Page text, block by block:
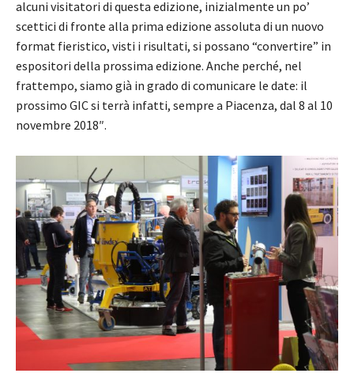
alcuni visitatori di questa edizione, inizialmente un po’
scettici di fronte alla prima edizione assoluta di un nuovo
format fieristico, visti i risultati, si possano “convertire” in
espositori della prossima edizione. Anche perché, nel
frattempo, siamo già in grado di comunicare le date: il
prossimo GIC si terrà infatti, sempre a Piacenza, dal 8 al 10
novembre 2018″.